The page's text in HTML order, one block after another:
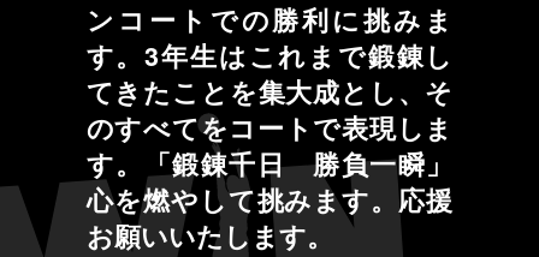
ンコートでの勝利に挑みま
す。3年生はこれまで鍛錬し
てきたことを集大成とし、そ
のすべてをコートで表現しま
す。「鍛錬千日 勝負一瞬」
心を燃やして挑みます。応援
お願いいたします。